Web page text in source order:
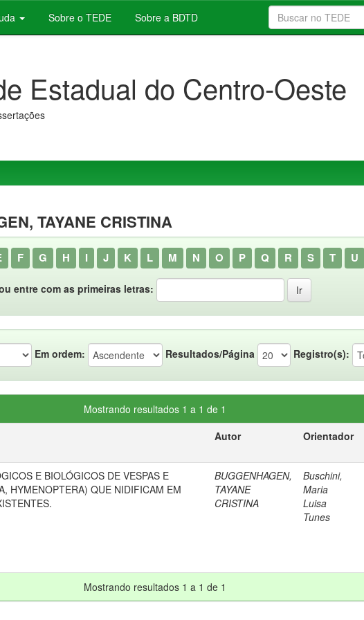
Sobre o TEDE Sobre a BDTD
Estadual do Centro-Oeste
TAYANE CRISTINA
F G H I J K L M N O P Q R S T U
entre com as primeiras letras:
Em ordem: Resultados/Página Registro(s):
Mostrando resultados 1 a 1 de 1
Autor Orientador
E BIOLÓGICOS DE VESPAS E
HYMENOPTERA) QUE NIDIFICAM EM
BUGGENHAGEN,
TAYANE
CRISTINA
Buschini,
Maria
Luisa
Tunes
Mostrando resultados 1 a 1 de 1